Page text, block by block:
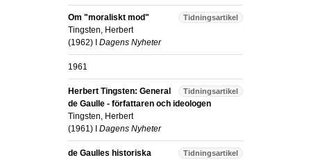
Tidningsartikel
Om "moraliskt mod"
Tingsten, Herbert
(1962) I Dagens Nyheter
1961
Tidningsartikel
Herbert Tingsten: General
de Gaulle - författaren och ideologen
Tingsten, Herbert
(1961) I Dagens Nyheter
Tidningsartikel
de Gaulles historiska